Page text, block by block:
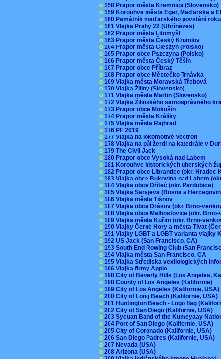
o 158 Prapor města Kremnica (Slovensko)
o 159 Korouhve města Eger, Maďarska a
o 160 Památník maďarského povstání
o 161 Vlajka Prahy 22 (Uhříněves)
o 162 Prapor města Litomyšl
o 163 Prapor města Český Krumlov
o 164 Prapor města Cieszyn (Polsko)
o 165 Prapor obce Pszczyna (Polsko)
o 166 Prapor města Český Těšín
o 167 Prapor obce Příbraz
o 168 Prapor obce Městečko Trnávka
o 169 Vlajka města Moravská Třebová
o 170 Vlajka Žiliny (Slovensko)
o 171 Vlajka města Martin (Slovensko)
o 172 Vlajka Žilinského samosprávného
o 173 Prapor obce Mokošín
o 174 Prapor města Králíky
o 175 Vlajka města Rajhrad
o 176 PF 2019
o 177 Vlajka na lokomotivě Vectron
o 178 Vlajka na půl žerdi na katedrále v
o 179 The Civil Jack
o 180 Prapor obce Vysoká nad Labem
o 181 Korouhve historických uherských
o 182 Prapor obce Librantice (okr. Hradec
o 183 Vlajka obce Bukovina nad Labem
o 184 Vlajka obce Dříteč (okr. Pardubice)
o 185 Vlajka Sarajeva (Bosna a
o 186 Vlajka města Tišnov
o 187 Vlajka obce Drásov (okr. Brno-
o 188 Vlajka obce Malhostovice (okr.
o 189 Vlajka města Kuřim (okr. Brno-
o 190 Vlajky Černé Hory a města Tivat
o 191 Vlajky LGBT a LGBT varianta vlajky
o 192 US Jack (San Francisco, CA)
o 193 South End Rowing Club (San
o 194 Vlajka města San Francisco, CA
o 195 Vlajka Střediska vexilologických
o 196 Vlajka firmy Apple
o 198 City of Beverly Hills (Los Angeles,
o 198 County of Los Angeles (Kalifornie)
o 199 City of Los Angeles (Kalifornie,
o 200 City of Long Beach (Kalifornie, USA)
o 201 Huntington Beach - Logo flag
o 202 City of San Diego (Kalifornie, USA)
o 203 Sycuan Band of the Kumeyaay
o 204 Port of San Diego (Kalifornie, USA)
o 205 City of Coronado (Kalifornie, USA)
o 206 San Diego Padres (Kalifornie, USA)
o 207 Nevada (USA)
o 208 Arizona (USA)